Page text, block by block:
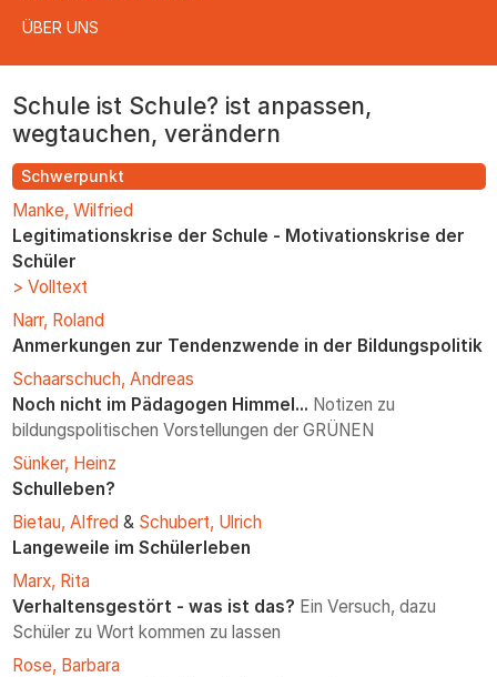
ÜBER UNS
zum
Inhalt
Schule ist Schule? ist anpassen,
wegtauchen, verändern
Schwerpunkt
Manke, Wilfried
Legitimationskrise der Schule - Motivationskrise der
Schüler
> Volltext
Narr, Roland
Anmerkungen zur Tendenzwende in der Bildungspolitik
Schaarschuch, Andreas
Noch nicht im Pädagogen Himmel... Notizen zu
bildungspolitischen Vorstellungen der GRÜNEN
Sünker, Heinz
Schulleben?
Bietau, Alfred & Schubert, Ulrich
Langeweile im Schülerleben
Marx, Rita
Verhaltensgestört - was ist das? Ein Versuch, dazu
Schüler zu Wort kommen zu lassen
Rose, Barbara